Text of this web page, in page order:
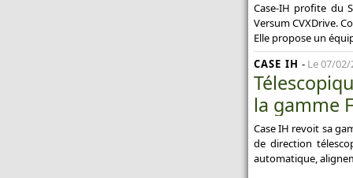
Case-IH profite du
Versum CVXDrive.
Elle propose un
CASE IH - Le 07/02/
la gamme
Case IH revoit sa
de direction
automatique,